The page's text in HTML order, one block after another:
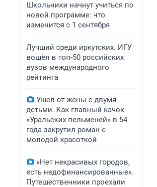
Школьники начнут учиться по
новой программе: что
изменится с 1 сентября
Лучший среди иркутских. ИГУ
вошёл в топ-50 российских
вузов международного
рейтинга
Ушел от жены с двумя
детьми. Как главный качок
«Уральских пельменей» в 54
года закрутил роман с
молодой красоткой
«Нет некрасивых городов,
есть недофинансированные».
Путешественники проехали